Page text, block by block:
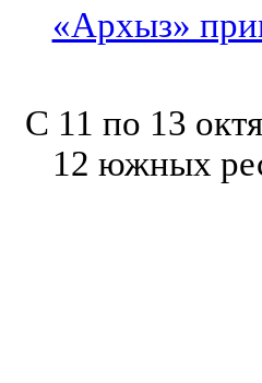
«Архыз»
С 11 по 13
12 южных